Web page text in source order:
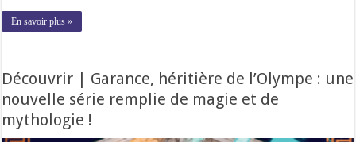
En savoir plus »
Découvrir | Garance, héritière de l’Olympe : une
nouvelle série remplie de magie et de
mythologie !